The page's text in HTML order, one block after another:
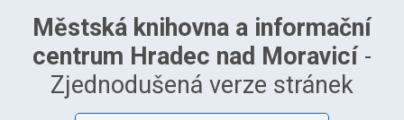
Městská knihovna a informační
centrum Hradec nad Moravicí-
Zjednodušená verze stránek